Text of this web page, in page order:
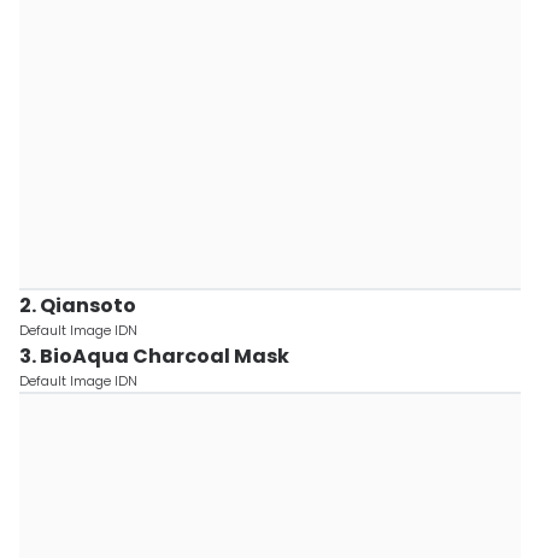
2. Qiansoto
Default Image IDN
3. BioAqua Charcoal Mask
Default Image IDN